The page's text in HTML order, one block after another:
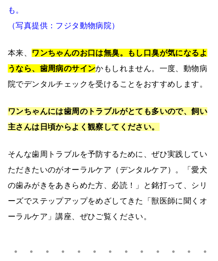
も。
（写真提供：フジタ動物病院）
本来、
ワンちゃんのお口は無臭。もし口臭が気になるよ
うなら、歯周病のサインかもしれません。一度、動物病
院でデンタルチェックを受けることをおすすめします。
ワンちゃんには歯周のトラブルがとても多いので、飼い
主さんは日頃からよく観察してください。
そんな歯周トラブルを予防するために、ぜひ実践してい
ただきたいのがオーラルケア（デンタルケア）。「愛犬
の歯みがきをあきらめた方、必読！」と銘打って、シリ
ーズでステップアップをめざしてきた「獣医師に聞くオ
ーラルケア」講座、ぜひご覧ください。
・・・・・・・・・・・・